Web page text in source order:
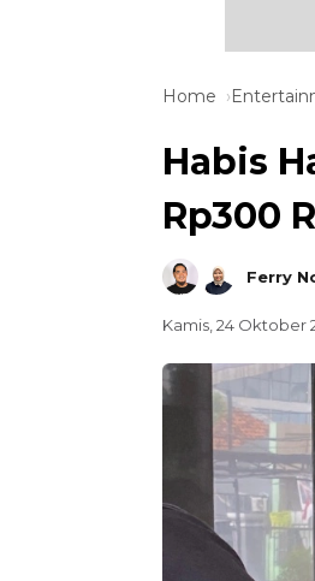
Home
Habis
Rp300
Ferry
Kamis, 24 Oktober